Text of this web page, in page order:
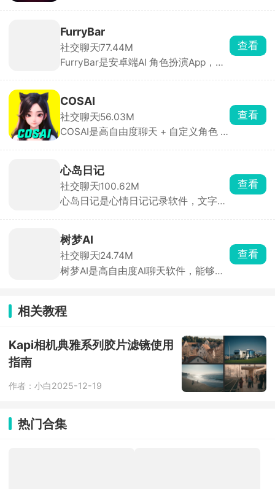
教，挑一个感兴趣的直接开聊。免费基
础对话没有严格次数限制，闲暇闲聊完
全够用。还有夜间电台讲故事、念文
案，熬夜、失眠的时候用来放松助眠刚
FurryBar
社交聊天77.44M
FurryBar是安卓端AI 角色扮演App，中
险，也能在社区里晒自己的绘画、兽
装、写作和梗图，整体氛围偏二次元、
偏 fur 向。适合兽圈爱好者、语C玩
家、剧本杀/跑团党、绘画写作者。喜
查看
COSAI
社交聊天56.03M
COSAI是高自由度聊天 + 自定义角色 +
语音、图片三种输入，AI 可回图片/语
音，部分角色还能发送表情包与情绪动
作。内置 100+ 立绘角色，每个角色都
有独立背景线与语音包，可自定义外
越贴合个人风格。既能 24 h 陪聊，也
能写互动剧、群聊飙戏，是目前自由度
较高的 AI 树洞与创作工具。
查看
心岛日记
社交聊天100.62M
心岛日记是心情日记记录软件，文字、
信件，定时寄给以后的自己，像时间胶
囊。还能够匿名开麦聊天，没人知道你
是谁，随便说心事。自动匹配当下和你
情绪一样的人，互相安慰。画风软萌温
查看
树梦AI
社交聊天24.74M
树梦AI是高自由度AI聊天软件，能够沉
选中剧本输入对话行动，AI 顺着你的行
为实时推进剧情，不同回答走向完全不
查看
相关教程
Kapi相机典雅系列胶片滤镜使用
指南
作者：小白2025-12-19
热门合集